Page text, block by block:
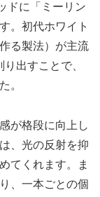
ドに「ミーリン
。初代ホワイト
る製法）が主流
出すことで、
。
が格段に向上し
、光の反射を抑
てくれます。ま
、一本ごとの個